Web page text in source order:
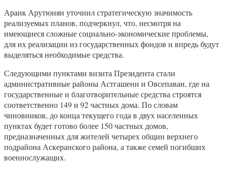
Араик Арутюнян уточнил стратегическую значимость
реализуемых планов, подчеркнул, что, несмотря на
имеющиеся сложные социально-экономические проблемы,
для их реализации из государственных фондов и впредь будут
выделяться необходимые средства.
Следующими пунктами визита Президента стали
административные районы Астгашени и Овсепаван, где на
государственные и благотворительные средства строятся
соответственно 149 и 92 частных дома. По словам
чиновников, до конца текущего года в двух населенных
пунктах будет готово более 150 частных домов,
предназначенных для жителей четырех общин верхнего
подрайона Аскеранского района, а также семей погибших
военнослужащих.